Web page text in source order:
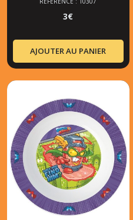
3€
AJOUTER AU PANIER